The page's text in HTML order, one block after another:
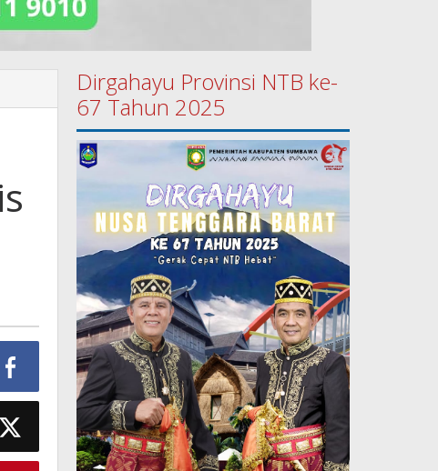
Dirgahayu Provinsi NTB ke-
67 Tahun 2025